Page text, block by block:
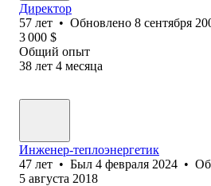
Директор
57 лет • Обновлено 8 сентября
3 000 $
Общий опыт
38 лет 4 месяца
Инженер-теплоэнергетик
47 лет • Был 4 февраля 2024 •
5 августа 2018